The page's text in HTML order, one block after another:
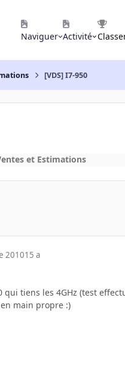
Naviguer Activité
[VDS] I7-950
et Estimations
201015 a
qui tiens les 4GHz (test
main propre :)